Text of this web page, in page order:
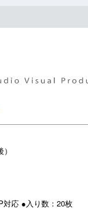
対応 ●入り数：20枚